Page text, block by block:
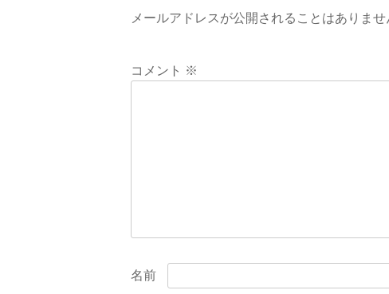
ゲ
シ
メールアドレスが公開されることはありませ
コメント ※
名前